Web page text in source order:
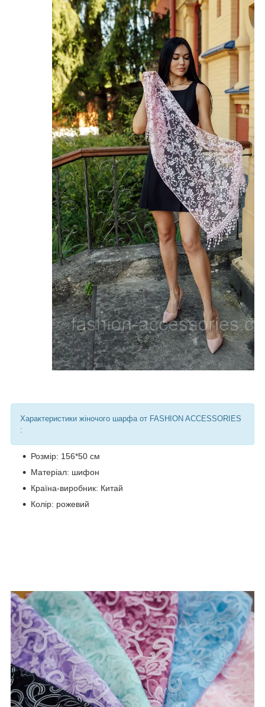
Характеристики жіночого шарфа от FASHION ACCESSORIES
:
Розмір: 156*50 см
Матеріал: шифон
Країна-виробник: Китай
Колір: рожевий